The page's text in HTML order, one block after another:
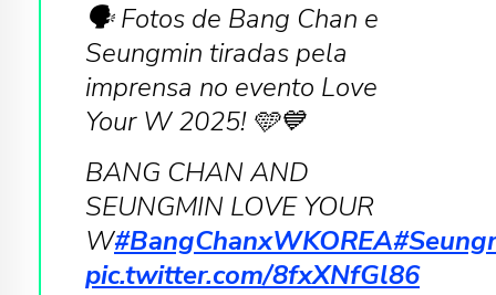
🗣️ Fotos de Bang Chan e
Seungmin tiradas pela
imprensa no evento Love
Your W 2025! 🩵💙
BANG CHAN AND
SEUNGMIN LOVE YOUR
W#BangChanxWKOREA
pic.twitter.com/8fxXNfGl86